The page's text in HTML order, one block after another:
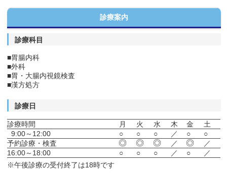
診療案内
診療科目
■胃腸内科
■外科
■胃・大腸内視鏡検査
■漢方処方
診療日
診療時間 月 火 水 木 金
土
9:00～12:00
○ ○ ○ ／ ○
○
予約診療・検査
◎ ◎ ◎ ／ ◎
／
16:00～18:00
○ ○ ○ ／ ○
／
※午後診療の受付終了は18時です